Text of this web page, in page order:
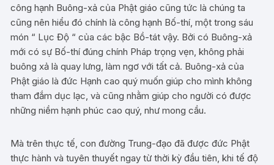
công hạnh Buông-xả của Phật giáo cũng tức là chúng ta
cũng nên hiểu đó chính là công hạnh Bố-thí, một trong sáu
món “ Lục Độ “ của các bậc Bồ-tát vậy. Bởi có Buông-xả
mới có sự Bố-thí đúng chính Pháp trọng vẹn, không phải
buông xả là quay lưng, làm ngơ với tất cả. Buông-xả của
Phật giáo là đức Hạnh cao quý muốn giúp cho mình không
tham đắm dục lạc, và cũng nhằm giúp cho người có được
những niềm hạnh phúc cao quý, như mong cầu.
Mà trên thực tế, con đường Trung-đạo đã được đức Phật
thực hành và tuyên thuyết ngay từ thời kỳ đầu tiên, khi tế độ